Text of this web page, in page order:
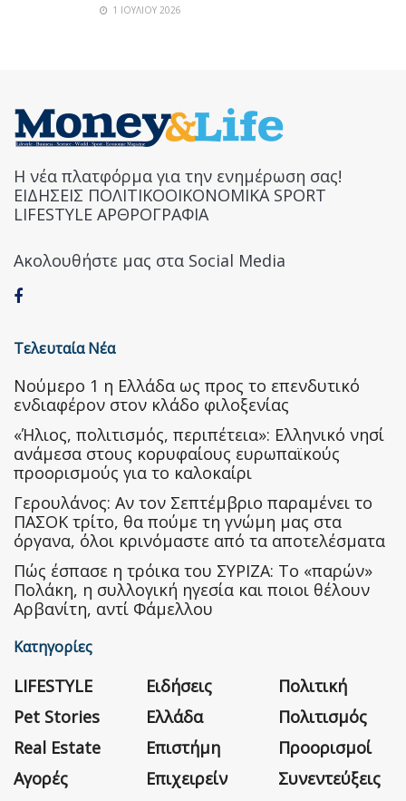
1 ΙΟΥΛΊΟΥ 2026
Η νέα πλατφόρμα για την ενημέρωση σας!
ΕΙΔΗΣΕΙΣ ΠΟΛΙΤΙΚΟΟΙΚΟΝΟΜΙΚΑ SPORT
LIFESTYLE ΑΡΘΡΟΓΡΑΦΙΑ
Ακολουθήστε μας στα Social Media
Τελευταία Νέα
Nούμερο 1 η Ελλάδα ως προς το επενδυτικό
ενδιαφέρον στον κλάδο φιλοξενίας
«Ήλιος, πολιτισμός, περιπέτεια»: Ελληνικό νησί
ανάμεσα στους κορυφαίους ευρωπαϊκούς
προορισμούς για το καλοκαίρι
Γερουλάνος: Αν τον Σεπτέμβριο παραμένει το
ΠΑΣΟΚ τρίτο, θα πούμε τη γνώμη μας στα
όργανα, όλοι κρινόμαστε από τα αποτελέσματα
Πώς έσπασε η τρόικα του ΣΥΡΙΖΑ: Το «παρών»
Πολάκη, η συλλογική ηγεσία και ποιοι θέλουν
Αρβανίτη, αντί Φάμελλου
Κατηγορίες
LIFESTYLE
Pet Stories
Real Estate
Αγορές
Ειδήσεις
Ελλάδα
Επιστήμη
Επιχειρείν
Πολιτική
Πολιτισμός
Προορισμοί
Συνεντεύξεις